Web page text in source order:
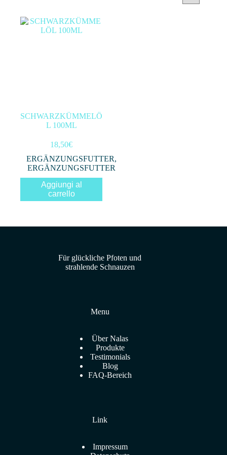
Categorie prodotto
SCHWARZKÜMMELÖ
L 100ML
18,50€
ERGÄNZUNGSFUTTER,
ERGÄNZUNGSFUTTER
Aggiungi al
carrello
Für glückliche Pfoten und
strahlende Schnauzen
Menu
Über Nalas
Produkte
Testimonials
Blog
FAQ-Bereich
Link
Impressum